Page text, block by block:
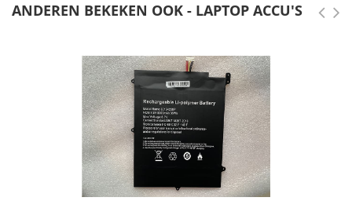
ANDEREN BEKEKEN OOK - LAPTOP ACCU'S